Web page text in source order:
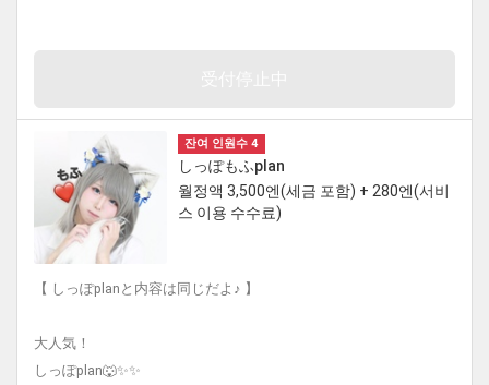
잔여 인원수 4
しっぽもふplan
월정액 3,500엔(세금 포함) + 280엔(서비
스 이용 수수료)
【 しっぽplanと内容は同じだよ♪ 】
大人気！
しっぽplan🐺✨✨